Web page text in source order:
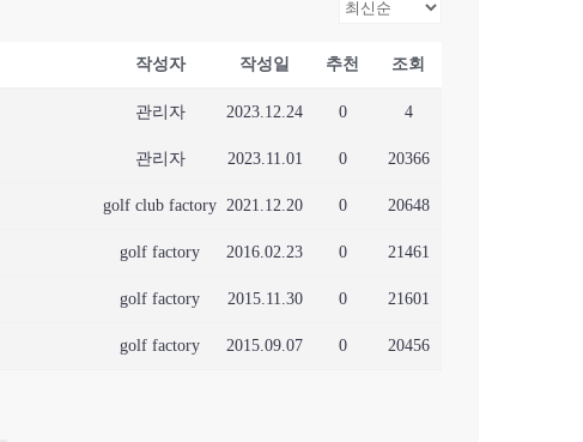
작성자 작성일 추천 조회
관리자 2023.12.24 0 4
관리자 2023.11.01 0 20366
golf club factory 2021.12.20 0 20648
golf factory 2016.02.23 0 21461
golf factory 2015.11.30 0 21601
golf factory 2015.09.07 0 20456